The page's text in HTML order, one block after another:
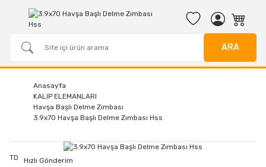
ARA
Anasayfa
KALIP ELEMANLARI
Havşa Başlı Delme Zımbası
3.9x70 Havşa Başlı Delme Zımbası Hss
Hızlı Gönderim
TD